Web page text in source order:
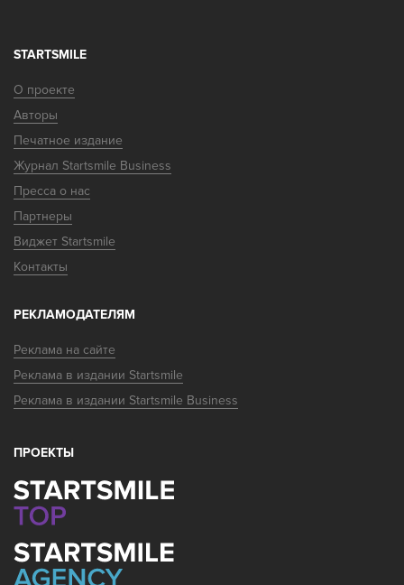
STARTSMILE
О проекте
Авторы
Печатное издание
Журнал Startsmile Business
Пресса о нас
Партнеры
Виджет Startsmile
Контакты
РЕКЛАМОДАТЕЛЯМ
Реклама на сайте
Реклама в издании Startsmile
Реклама в издании Startsmile Business
ПРОЕКТЫ